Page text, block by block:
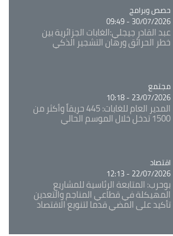
Catégorie
حصص وبرامج
30/07/2026 - 09:49
عبد القادر جيجلي:الغابات الجزائرية بين
خطر الحرائق ورهان التشجير الذكي
Catégorie
مجتمع
23/07/2026 - 10:18
المدير العام للغابات: 445 حريقاً وأكثر من
1500 تدخل خلال الموسم الحالي
Catégorie
اقتصاد
22/07/2026 - 12:13
بوحرب: المتابعة الرئاسية للمشاريع
المهيكلة في قطاعي المناجم والتعدين
تأكيد على المضي قدما لتنويع الاقتصاد